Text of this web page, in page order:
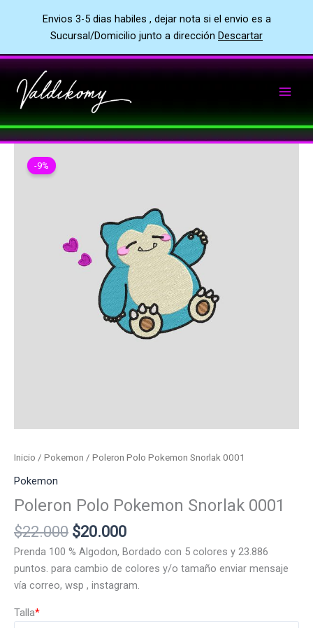
Envios 3-5 dias habiles , dejar nota si el envio es a
Sucursal/Domicilio junto a dirección Descartar
al
contenido
-9%
Inicio / Pokemon / Poleron Polo Pokemon Snorlak 0001
Pokemon
Poleron Polo Pokemon Snorlak 0001
$22.000 El
precio
original
era:
$20.000El
precio
actual
es:
Prenda 100 % Algodon, Bordado con 5 colores y 23.886
puntos. para cambio de colores y/o tamaño enviar mensaje
vía correo, wsp , instagram.
*
Talla